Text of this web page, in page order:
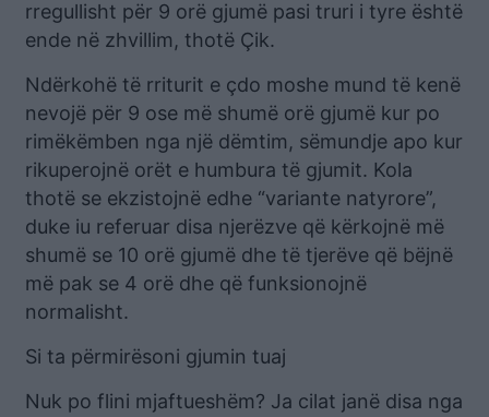
rregullisht për 9 orë gjumë pasi truri i tyre është
ende në zhvillim, thotë Çik.
Ndërkohë të rriturit e çdo moshe mund të kenë
nevojë për 9 ose më shumë orë gjumë kur po
rimëkëmben nga një dëmtim, sëmundje apo kur
rikuperojnë orët e humbura të gjumit. Kola
thotë se ekzistojnë edhe “variante natyrore”,
duke iu referuar disa njerëzve që kërkojnë më
shumë se 10 orë gjumë dhe të tjerëve që bëjnë
më pak se 4 orë dhe që funksionojnë
normalisht.
Si ta përmirësoni gjumin tuaj
Nuk po flini mjaftueshëm? Ja cilat janë disa nga